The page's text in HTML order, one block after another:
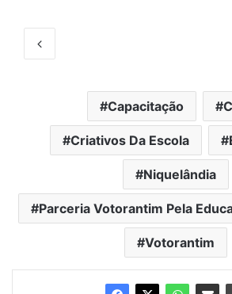
Capacitação
Criativos Da Escola
Niquelândia
Parceria Votorantim Pela
Votorantim